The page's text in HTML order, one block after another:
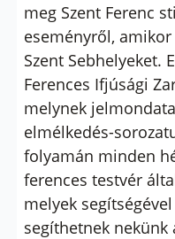
meg Szent Ferenc
eseményről,
Szent Sebhelyeket.
Ferences Ifjúsági
melynek
elmélkedés-
folyamán minden
ferences testvér
melyek
segíthetnek